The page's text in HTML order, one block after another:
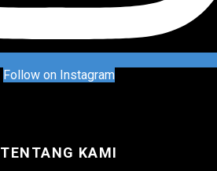
Follow on Instagram
TENTANG KAMI